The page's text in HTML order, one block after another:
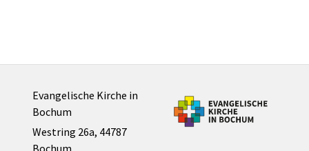
Evangelische Kirche in
Bochum
Westring 26a, 44787